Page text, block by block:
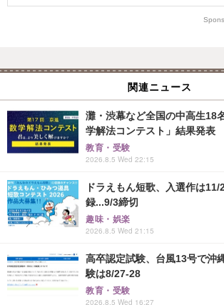
関連ニュース
灘・渋幕など全国の中高生18
学解法コンテスト」結果発表
教育・受験
2026.8.5 Wed 22:15
ドラえもん短歌、入選作は
録...9/3締切
趣味・娯楽
2026.8.5 Wed 21:15
高卒認定試験、台風13号で沖
験は8/27-28
教育・受験
2026.8.5 Wed 16:27